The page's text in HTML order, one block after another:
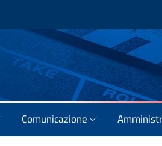
Comunicazione